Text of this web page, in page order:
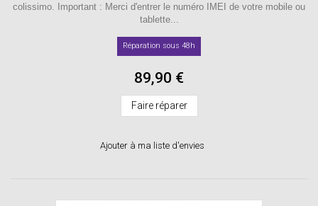
colissimo. Important : Merci d'entrer le numéro IMEI de votre mobile ou
tablette...
Réparation sous 48h
89,90 €
Faire réparer
Ajouter à ma liste d'envies